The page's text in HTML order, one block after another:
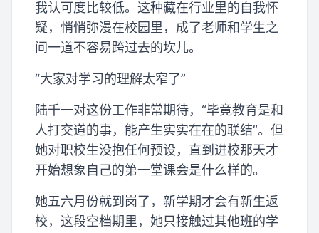
我认可度比较低。这种藏在行业里的自我怀
疑，悄悄弥漫在校园里，成了老师和学生之
间一道不容易跨过去的坎儿。
“大家对学习的理解太窄了”
陆千一对这份工作非常期待，“毕竟教育是和
人打交道的事，能产生实实在在的联结”。但
她对职校生没抱任何预设，直到进校那天才
开始想象自己的第一堂课会是什么样的。
她五六月份就到岗了，新学期才会有新生返
校，这段空档期里，她只接触过其他班的学